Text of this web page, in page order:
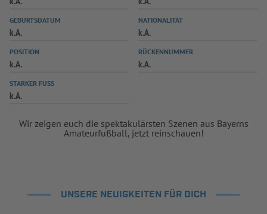
SPIELPLUS
GEBURTSDATUM
k.A.
NATIONALITÄT
k.A.
POSITION
k.A.
RÜCKENNUMMER
k.A.
STARKER FUSS
k.A.
Wir zeigen euch die spektakulärsten Szenen aus Bayerns
Amateurfußball, jetzt reinschauen!
UNSERE NEUIGKEITEN FÜR DICH